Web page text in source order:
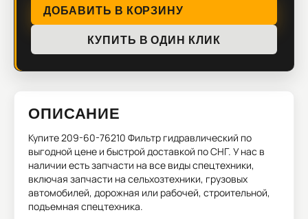
ДОБАВИТЬ В КОРЗИНУ
КУПИТЬ В ОДИН КЛИК
ОПИСАНИЕ
Купите209-60-76210 Фильтр гидравлический по
выгодной цене и быстрой доставкой по СНГ. У нас в
наличии есть запчасти на все виды спецтехники,
включая запчасти на сельхозтехники, грузовых
автомобилей, дорожная или рабочей, строительной,
подъемная спецтехника.